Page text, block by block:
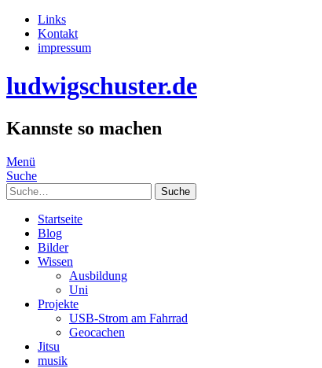
Links
Kontakt
impressum
ludwigschuster.de
Kannste so machen
Menü
Suche
Suche
Startseite
Blog
Bilder
Wissen
Ausbildung
Uni
Projekte
USB-Strom am Fahrrad
Geocachen
Jitsu
musik